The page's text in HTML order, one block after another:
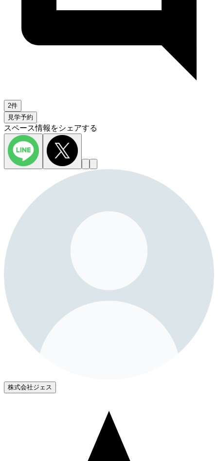
2件
見学予約
スペース情報をシェアする
株式会社ジェス